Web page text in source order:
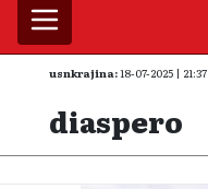
usnkrajina:18-07-2025 | 21:37
diaspero